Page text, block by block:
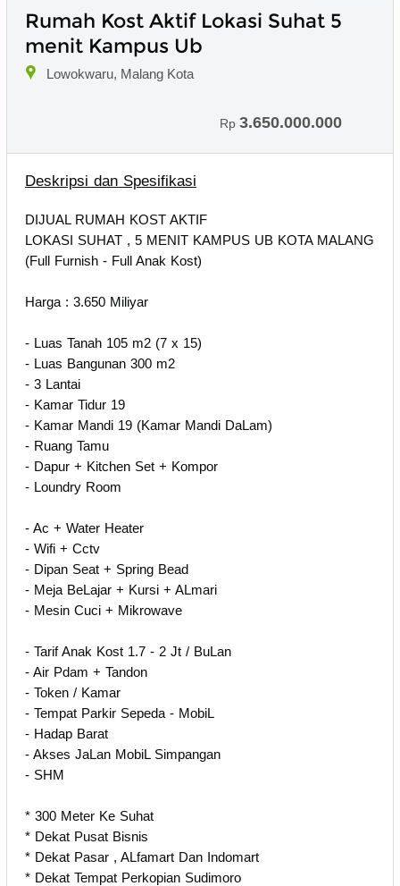
Rumah Kost Aktif Lokasi Suhat 5
menit Kampus Ub
Lowokwaru, Malang Kota
Rp 3.650.000.000
Deskripsi dan Spesifikasi
DIJUAL RUMAH KOST AKTIF
LOKASI SUHAT , 5 MENIT KAMPUS UB KOTA MALANG
(Full Furnish - Full Anak Kost)
Harga : 3.650 Miliyar
- Luas Tanah 105 m2 (7 x 15)
- Luas Bangunan 300 m2
- 3 Lantai
- Kamar Tidur 19
- Kamar Mandi 19 (Kamar Mandi DaLam)
- Ruang Tamu
- Dapur + Kitchen Set + Kompor
- Loundry Room
- Ac + Water Heater
- Wifi + Cctv
- Dipan Seat + Spring Bead
- Meja BeLajar + Kursi + ALmari
- Mesin Cuci + Mikrowave
- Tarif Anak Kost 1.7 - 2 Jt / BuLan
- Air Pdam + Tandon
- Token / Kamar
- Tempat Parkir Sepeda - MobiL
- Hadap Barat
- Akses JaLan MobiL Simpangan
- SHM
* 300 Meter Ke Suhat
* Dekat Pusat Bisnis
* Dekat Pasar , ALfamart Dan Indomart
* Dekat Tempat Perkopian Sudimoro